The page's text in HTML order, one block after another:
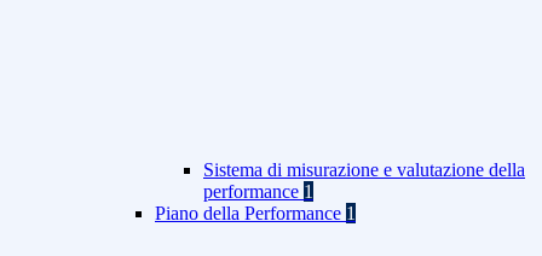
Sistema di misurazione e valutazione della
performance 1
Piano della Performance 1